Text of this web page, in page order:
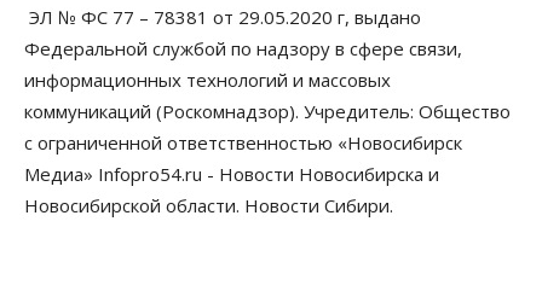
ЭЛ № ФС 77 – 78381 от 29.05.2020 г, выдано
Федеральной службой по надзору в сфере связи,
информационных технологий и массовых
коммуникаций (Роскомнадзор). Учредитель: Общество
с ограниченной ответственностью «Новосибирск
Медиа» Infopro54.ru - Новости Новосибирска и
Новосибирской области. Новости Сибири.